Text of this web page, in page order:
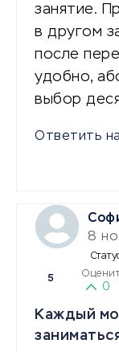
занятие.
в другом
после
удобно,
выбор
Ответить
8
5
0
Каждый